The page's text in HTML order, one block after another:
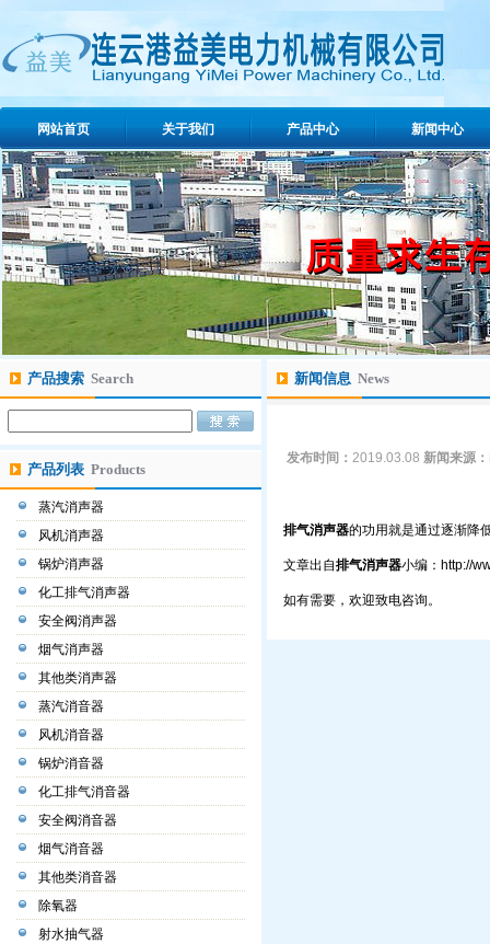
网站首页 关于我们 产品中心 新闻中心
产品搜索 Search
产品列表 Products
蒸汽消声器
风机消声器
锅炉消声器
化工排气消声器
安全阀消声器
烟气消声器
其他类消声器
蒸汽消音器
风机消音器
锅炉消音器
化工排气消音器
安全阀消音器
烟气消音器
其他类消音器
除氧器
射水抽气器
新闻信息 News
发布时间： 2019.03.08 新闻来源：
排气消声器的功用就是通过逐渐降
文章出自排气消声器小编： http://
如有需要，欢迎致电咨询。